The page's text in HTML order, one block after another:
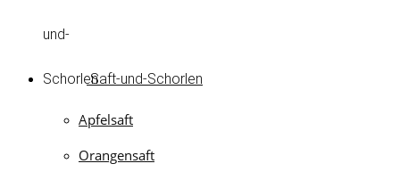
Saft-und-Schorlen
Apfelsaft
Orangensaft